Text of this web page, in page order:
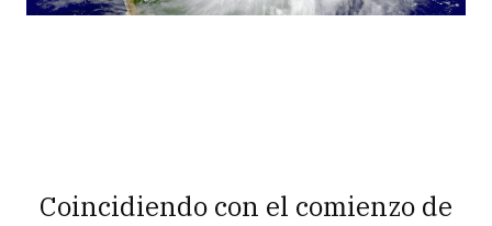
Coincidiendo con el comienzo de